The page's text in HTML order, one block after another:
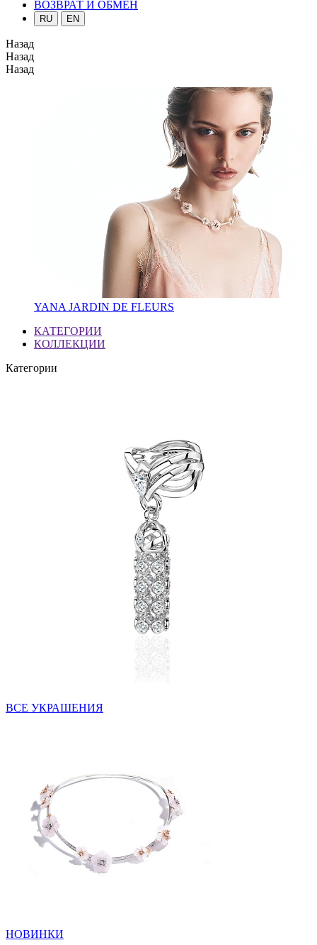
ВОЗВРАТ И ОБМЕН
RU EN
Назад
Назад
Назад
YANA JARDIN DE FLEURS
КАТЕГОРИИ
КОЛЛЕКЦИИ
Категории
ВСЕ УКРАШЕНИЯ
НОВИНКИ